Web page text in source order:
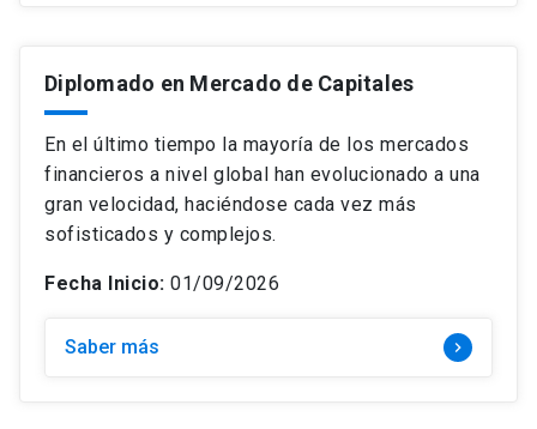
Diplomado en Mercado de Capitales
En el último tiempo la mayoría de los mercados
financieros a nivel global han evolucionado a una
gran velocidad, haciéndose cada vez más
sofisticados y complejos.
Fecha Inicio: 01/09/2026
Saber más keyboard_arrow_right